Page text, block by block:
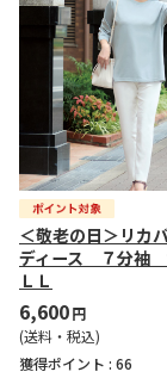
＜敬老の日＞リカ
ディース ７分袖
ＬＬ
6,600円
(送料・税込)
獲得ポイント : 66